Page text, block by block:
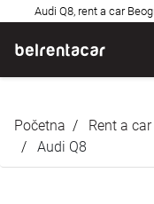
Cene
Početna Rent a
Audi Q8